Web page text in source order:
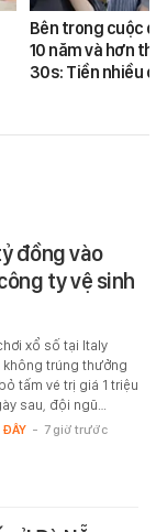
Bên trong cuộc
10 năm và hơn
30s: Tiền nhiều
đồng vào
ty vệ sinh
xổ số tại Italy
trúng thưởng
tấm vé trị giá 1 triệu
sau, đội ngũ…
ĐÂY - 7 giờ trước